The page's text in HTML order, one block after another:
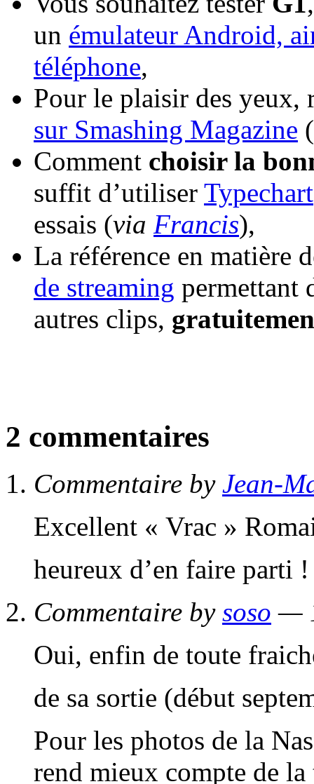
un émulateur Android,
téléphone,
Pour le plaisir des yeux,
sur Smashing Magazine (
Comment choisir la
suffit d’utiliser Typechart
essais (via Francis),
La référence en matière
de streaming permettant
autres clips,
2 commentaires
Commentaire by Jean-
Excellent « Vrac »
heureux d’en faire
Commentaire by soso —
Oui, enfin de toute
de sa sortie (début
Pour les photos de la
rend mieux compte de